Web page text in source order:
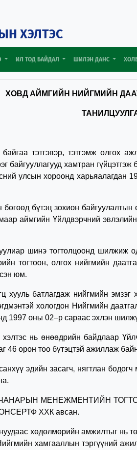
ХЭЛТЭС
ИЛ ТОД БАЙДАЛ ШИЛЭН ДАНС
ХОВД АЙМГИЙН НИЙГМИЙН
тэтгэвэр, тэтгэмж олгох
байгууллагууд хамтран
улсын хороонд харьяалагдан
бүтэц зохион байгуулалтын
аймгийн Үйлдвэрчний
шинэ тогтолцоонд шилжиж
тогтоон, олгох нийгмийн
юм.
батлагдаж нийгмийн эмзэг
хологдон Нийгмийн
1997 оны 02–р сараас эхлэн
нь өнөөдрийн байдлаар
46 орон тоо бүтэцтэй ажиллаж
эдийн засагч, нягтлан бодогч
МЕНЕЖМЕНТИЙН
ХХК авсан.
хөдөлмөрийн амжилтыг нь
хамгааллын тэргүүний